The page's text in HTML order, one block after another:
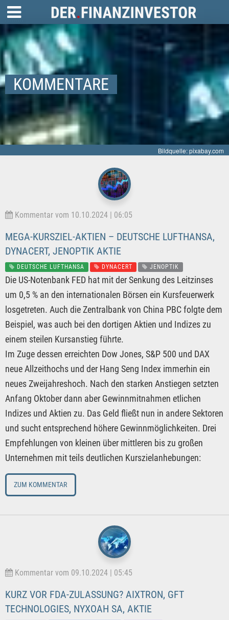
KOMMENTARE
Bildquelle: pixabay.com
Kommentar vom 10.10.2024 | 06:05
MEGA-KURSZIEL-AKTIEN – DEUTSCHE LUFTHANSA,
DYNACERT, JENOPTIK AKTIE
DEUTSCHE LUFTHANSA DYNACERT JENOPTIK
Die US-Notenbank FED hat mit der Senkung des Leitzinses
um 0,5 % an den internationalen Börsen ein Kursfeuerwerk
losgetreten. Auch die Zentralbank von China PBC folgte dem
Beispiel, was auch bei den dortigen Aktien und Indizes zu
einem steilen Kursanstieg führte.
Im Zuge dessen erreichten Dow Jones, S&P 500 und DAX
neue Allzeithochs und der Hang Seng Index immerhin ein
neues Zweijahreshoch. Nach den starken Anstiegen setzten
Anfang Oktober dann aber Gewinnmitnahmen etlichen
Indizes und Aktien zu. Das Geld fließt nun in andere Sektoren
und sucht entsprechend höhere Gewinnmöglichkeiten. Drei
Empfehlungen von kleinen über mittleren bis zu großen
Unternehmen mit teils deutlichen Kurszielanhebungen:
ZUM KOMMENTAR
Kommentar vom 09.10.2024 | 05:45
KURZ VOR FDA-ZULASSUNG? AIXTRON, GFT
TECHNOLOGIES, NYXOAH SA, AKTIE